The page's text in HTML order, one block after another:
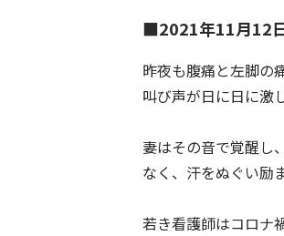
■2021年11月12
昨夜も腹痛と左脚の
叫び声が日に日に激
妻はその音で覚醒し
なく、汗をぬぐい励
若き看護師はコロナ